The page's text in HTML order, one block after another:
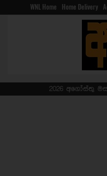
WNL Home Home Delivery
2026 අගෝස්තු